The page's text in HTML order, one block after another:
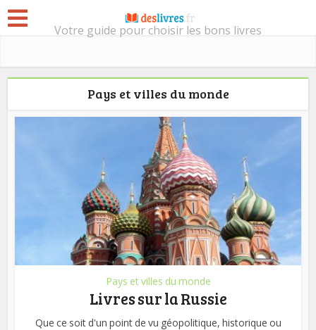
Votre guide pour choisir les bons livres
Pays et villes du monde
Pays et villes du monde
Livres sur la Russie
Que ce soit d'un point de vu géopolitique, historique ou